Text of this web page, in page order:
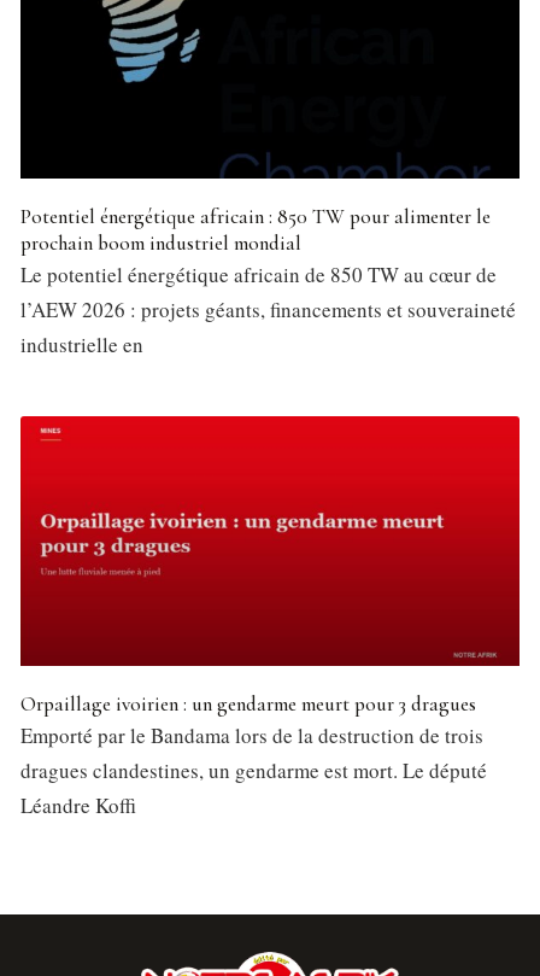
Potentiel énergétique africain : 850 TW pour alimenter le
prochain boom industriel mondial
Le potentiel énergétique africain de 850 TW au cœur de
l’AEW 2026 : projets géants, financements et souveraineté
industrielle en
Orpaillage ivoirien : un gendarme meurt pour 3 dragues
Emporté par le Bandama lors de la destruction de trois
dragues clandestines, un gendarme est mort. Le député
Léandre Koffi